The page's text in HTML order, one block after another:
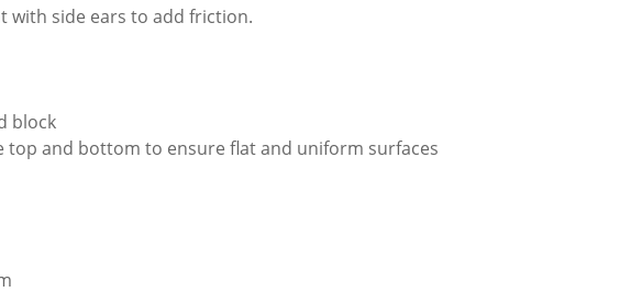
with side ears to add friction.
block
top and bottom to ensure flat and uniform surfaces